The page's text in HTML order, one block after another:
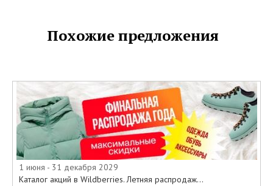
Похожие предложения
1 июня - 31 декабря 2029
Каталог акций в Wildberries. Летняя распродаж...